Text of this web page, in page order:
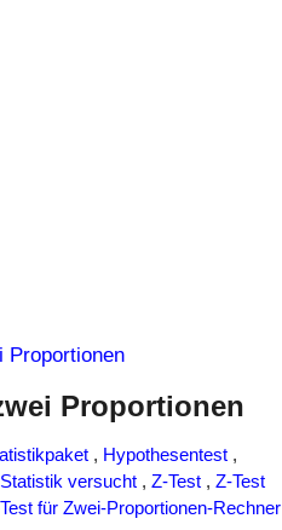
Proportionen
, Hypothesentest ,
Statistik versucht , Z-Test , Z-Test
für Zwei-Proportionen-Rechner